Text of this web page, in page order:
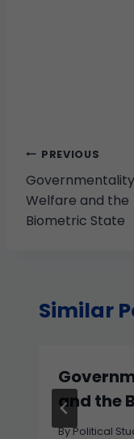
PREVIOUS
Welfare and the
Biometric State
Similar
and the
ByPolitical